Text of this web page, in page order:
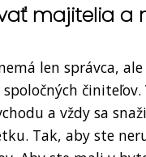
majitelia a
len správca,
a vždy sa
Tak, aby ste